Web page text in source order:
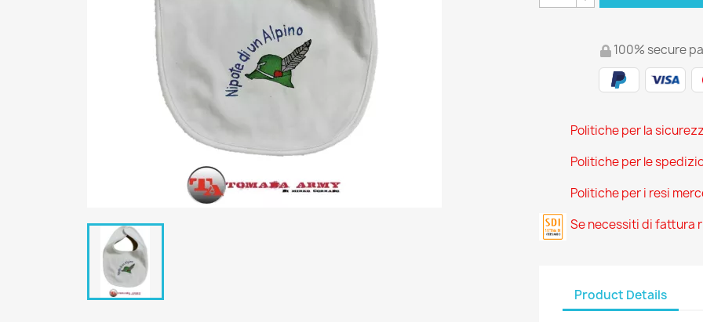
100% secure
Politiche per la
Politiche per le
Politiche per i resi
Se necessiti di fattura
Product Details